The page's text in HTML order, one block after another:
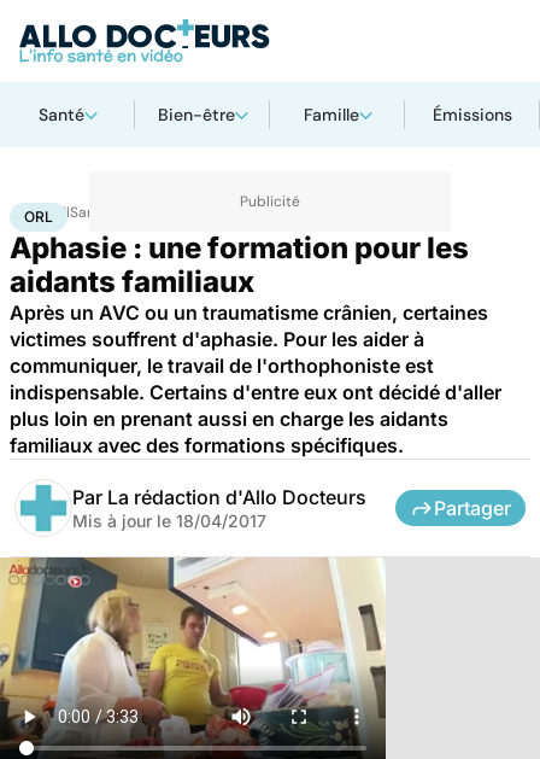
Santé Bien-être Famille Émissions
AccueilSanté
ORL
Aphasie : une formation pour les
aidants familiaux
Après un AVC ou un traumatisme crânien, certaines
victimes souffrent d'aphasie. Pour les aider à
communiquer, le travail de l'orthophoniste est
indispensable. Certains d'entre eux ont décidé d'aller
plus loin en prenant aussi en charge les aidants
familiaux avec des formations spécifiques.
Par La rédaction d'Allo Docteurs
Mis à jour le 18/04/2017
Partager